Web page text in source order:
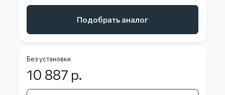
Подобрать аналог
Без установки
10 887 р.